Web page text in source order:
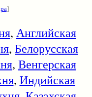
]
, Английская
, Белорусская
, Венгерская
, Индийская